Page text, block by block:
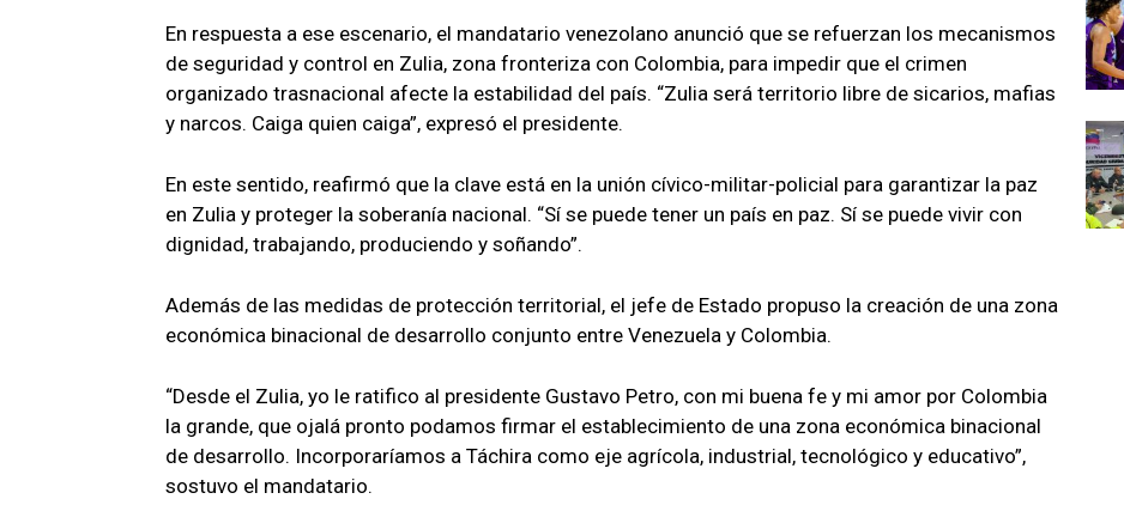
En respuesta a ese escenario, el mandatario venezolano anunció que se refuerzan los mecanismos
de seguridad y control en Zulia, zona fronteriza con Colombia, para impedir que el crimen
organizado trasnacional afecte la estabilidad del país. “Zulia será territorio libre de sicarios, mafias
y narcos. Caiga quien caiga”, expresó el presidente.
En este sentido, reafirmó que la clave está en la unión cívico-militar-policial para garantizar la paz
en Zulia y proteger la soberanía nacional. “Sí se puede tener un país en paz. Sí se puede vivir con
dignidad, trabajando, produciendo y soñando”.
Además de las medidas de protección territorial, el jefe de Estado propuso la creación de una zona
económica binacional de desarrollo conjunto entre Venezuela y Colombia.
“Desde el Zulia, yo le ratifico al presidente Gustavo Petro, con mi buena fe y mi amor por Colombia
la grande, que ojalá pronto podamos firmar el establecimiento de una zona económica binacional
de desarrollo. Incorporaríamos a Táchira como eje agrícola, industrial, tecnológico y educativo”,
sostuvo el mandatario.